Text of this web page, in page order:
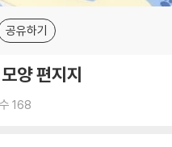
공유하기
양 편지지
168